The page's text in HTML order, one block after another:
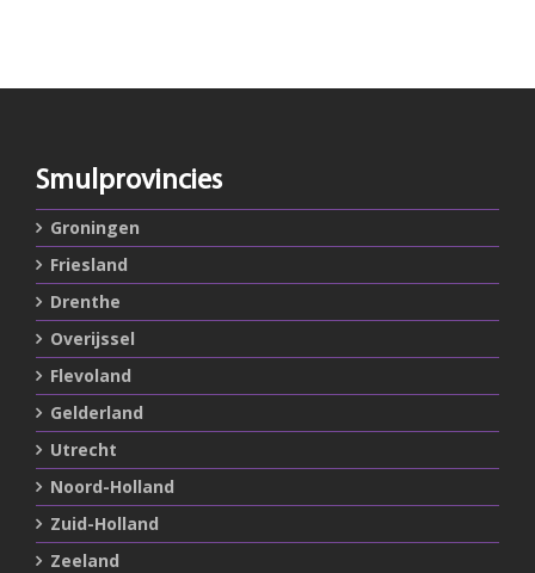
Smulprovincies
Groningen
Friesland
Drenthe
Overijssel
Flevoland
Gelderland
Utrecht
Noord-Holland
Zuid-Holland
Zeeland